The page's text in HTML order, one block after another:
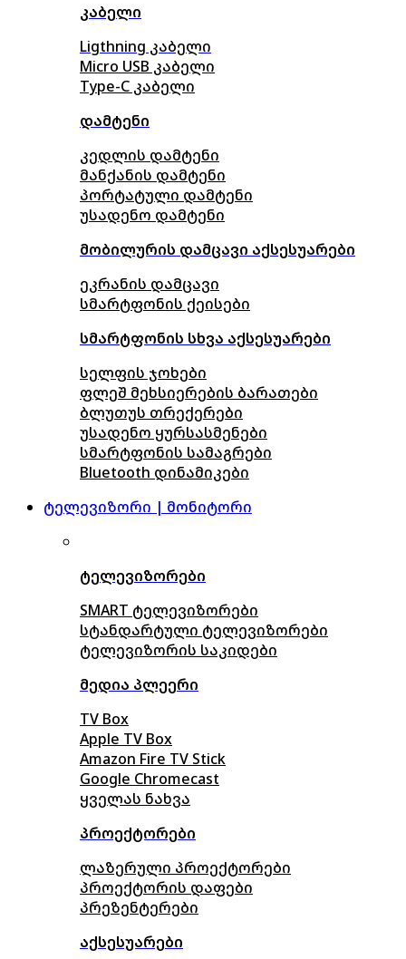
კაბელი
Ligthning კაბელი
Micro USB კაბელი
Type-C კაბელი
დამტენი
კედლის დამტენი
მანქანის დამტენი
პორტატული დამტენი
უსადენო დამტენი
მობილურის დამცავი აქსესუარები
ეკრანის დამცავი
სმარტფონის ქეისები
სმარტფონის სხვა აქსესუარები
სელფის ჯოხები
ფლეშ მეხსიერების ბარათები
ბლუთუს თრექერები
უსადენო ყურსასმენები
სმარტფონის სამაგრები
Bluetooth დინამიკები
ტელევიზორი | მონიტორი
ტელევიზორები
SMART ტელევიზორები
სტანდარტული ტელევიზორები
ტელევიზორის საკიდები
მედია პლეერი
TV Box
Apple TV Box
Amazon Fire TV Stick
Google Chromecast
ყველას ნახვა
პროექტორები
ლაზერული პროექტორები
პროექტორის დაფები
პრეზენტერები
აქსესუარები